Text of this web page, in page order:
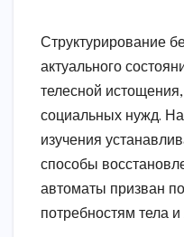
Структурирование
актуального
телесной
социальных нужд.
изучения
способы
автоматы призван
потребностям тела и